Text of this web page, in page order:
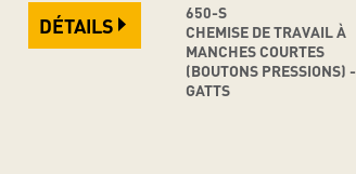
DÉTAILS
650-S
CHEMISE DE TRAVAIL À
MANCHES COURTES
(BOUTONS PRESSIONS) -
GATTS